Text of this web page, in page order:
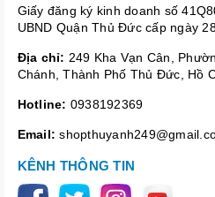
Giấy đăng ký kinh doanh số
UBND Quận Thủ Đức cấp ngày
Địa chỉ: 249 Kha Vạn Cân,
Chánh, Thành Phố Thủ Đức, Hồ
Hotline: 0938192369
Email:
KÊNH THÔNG TIN